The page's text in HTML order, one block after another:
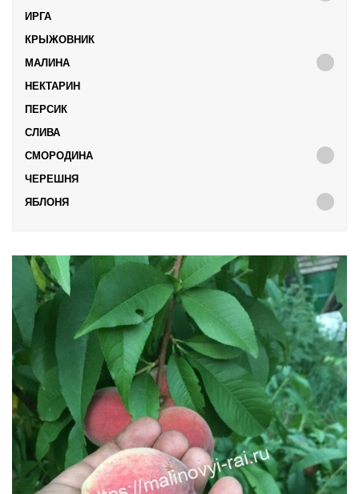
ИРГА
КРЫЖОВНИК
МАЛИНА
НЕКТАРИН
ПЕРСИК
СЛИВА
СМОРОДИНА
ЧЕРЕШНЯ
ЯБЛОНЯ